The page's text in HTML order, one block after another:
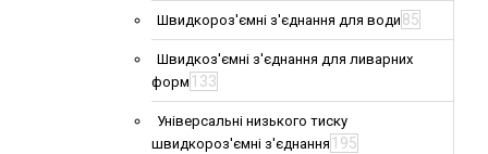
Швидкороз'ємні з'єднання для води 85
Швидкоз'ємні з'єднання для ливарних
форм 133
Універсальні низького тиску
швидкороз'ємні з'єднання 195